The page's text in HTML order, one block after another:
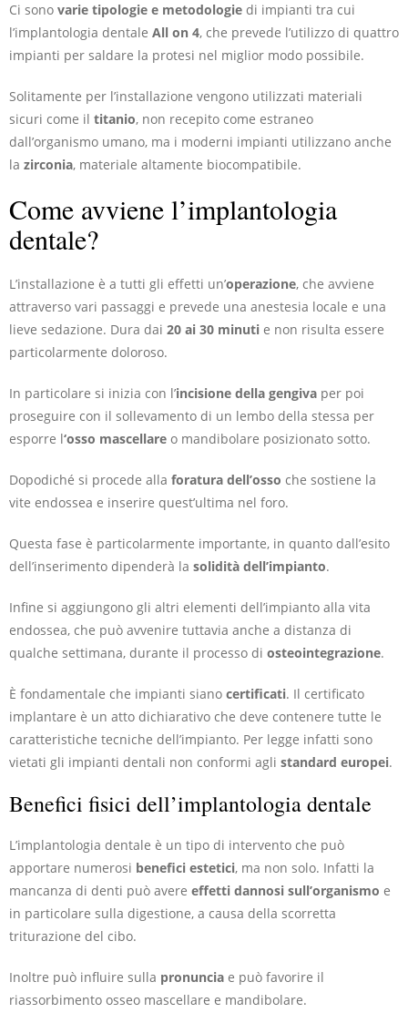
Ci sono varie tipologie e metodologie di impianti tra cui
l’implantologia dentale All on 4, che prevede l’utilizzo di quattro
impianti per saldare la protesi nel miglior modo possibile.
Solitamente per l’installazione vengono utilizzati materiali
sicuri come il titanio, non recepito come estraneo
dall’organismo umano, ma i moderni impianti utilizzano anche
la zirconia, materiale altamente biocompatibile.
Come avviene l’implantologia
dentale?
L’installazione è a tutti gli effetti un’operazione, che avviene
attraverso vari passaggi e prevede una anestesia locale e una
lieve sedazione. Dura dai 20 ai 30 minuti e non risulta essere
particolarmente doloroso.
In particolare si inizia con l’incisione della gengiva per poi
proseguire con il sollevamento di un lembo della stessa per
esporre l‘osso mascellare o mandibolare posizionato sotto.
Dopodiché si procede alla foratura dell’osso che sostiene la
vite endossea e inserire quest’ultima nel foro.
Questa fase è particolarmente importante, in quanto dall’esito
dell’inserimento dipenderà la solidità dell’impianto.
Infine si aggiungono gli altri elementi dell’impianto alla vita
endossea, che può avvenire tuttavia anche a distanza di
qualche settimana, durante il processo di osteointegrazione.
È fondamentale che impianti siano certificati. Il certificato
implantare è un atto dichiarativo che deve contenere tutte le
caratteristiche tecniche dell’impianto. Per legge infatti sono
vietati gli impianti dentali non conformi agli standard europei.
Benefici fisici dell’implantologia dentale
L’implantologia dentale è un tipo di intervento che può
apportare numerosi benefici estetici, ma non solo. Infatti la
mancanza di denti può avere effetti dannosi sull’organismo e
in particolare sulla digestione, a causa della scorretta
triturazione del cibo.
Inoltre può influire sulla pronuncia e può favorire il
riassorbimento osseo mascellare e mandibolare.